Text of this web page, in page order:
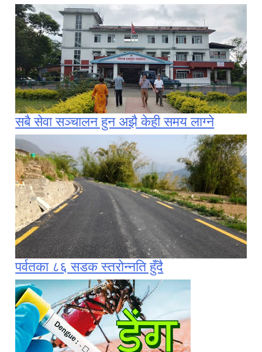
सबै सेवा सञ्चालन हुन अझै केही समय लाग्ने
पर्वतका ८६ सडक स्तरोन्नति हुँदै